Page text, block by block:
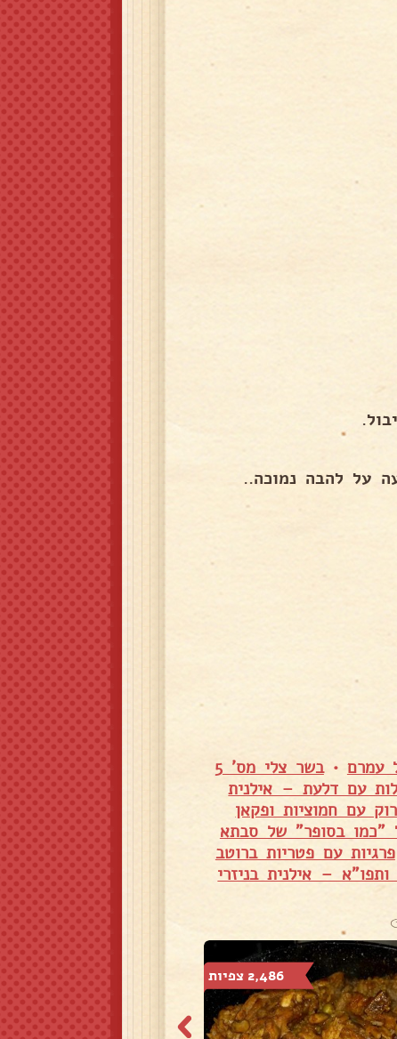
על להבה נמוכה..
עמרם •
בשר צלי מס' 5
עם דלעת – אילנית
עם חמוציות ופקאן
"כמו בסופר" של סבתא
פרגיות עם פטריות ברוטב
– אילנית בניזרי
2,486 צפיות